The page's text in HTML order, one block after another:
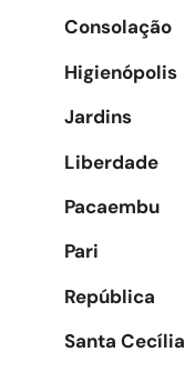
Consolação
Higienópolis
Jardins
Liberdade
Pacaembu
Pari
República
Santa Cecília